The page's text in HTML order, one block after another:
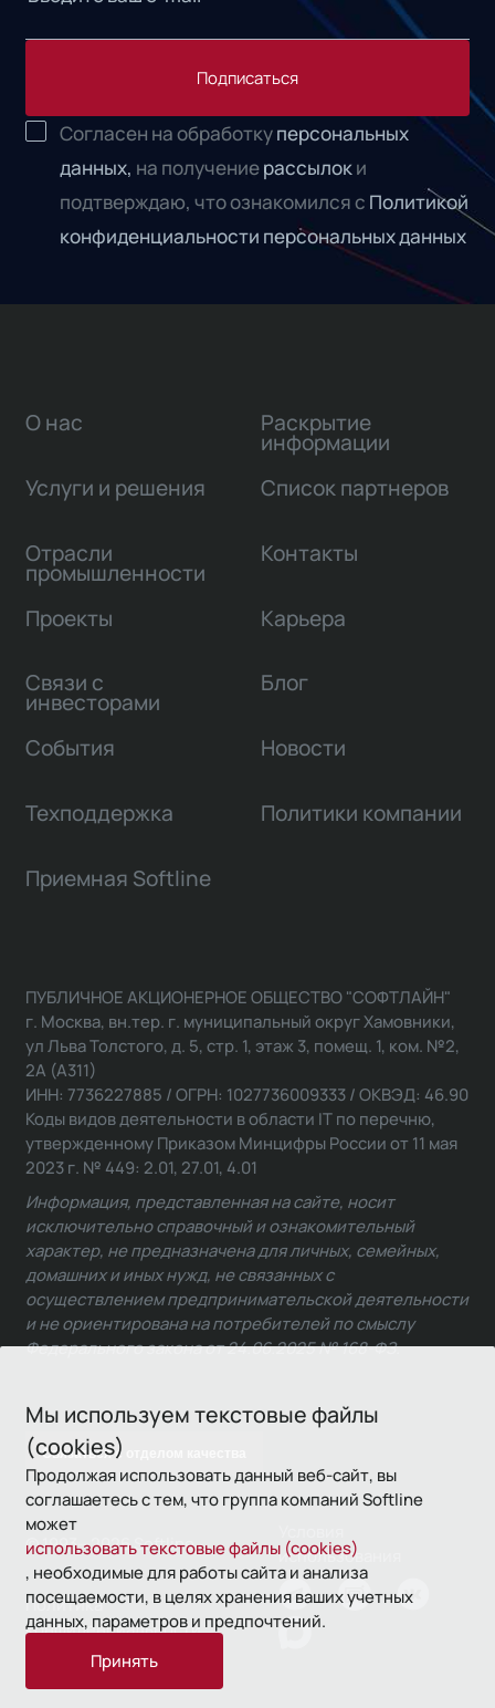
Подписаться
Согласен на обработкуперсональных
данных, на получениерассылок и
подтверждаю, что ознакомился с Политикой
конфиденциальности персональных данных
Мы используем текстовые файлы
(cookies)
Продолжая использовать данный веб-сайт, вы
соглашаетесь с тем, что группа компаний Softline
может
использовать текстовые файлы (cookies)
, необходимые для работы сайта и анализа
посещаемости, в целях хранения ваших учетных
данных, параметров и предпочтений.
Принять
О нас
Услуги и решения
Отрасли
промышленности
Проекты
Связи с
инвесторами
Раскрытие
информации
Список партнеров
Контакты
Карьера
Блог
События Новости
Техподдержка Политики компании
Приемная Softline
Связаться с отделом качества
ПУБЛИЧНОЕ АКЦИОНЕРНОЕ ОБЩЕСТВО "СОФТЛАЙН"
г. Москва, вн.тер. г. муниципальный округ Хамовники,
ул Льва Толстого, д. 5, стр. 1, этаж 3, помещ. 1, ком. №2,
2А (А311)
ИНН: 7736227885 / ОГРН: 1027736009333 / ОКВЭД: 46.90
Коды видов деятельности в области IT по перечню,
утвержденному Приказом Минцифры России от 11 мая
2023 г. № 449: 2.01, 27.01, 4.01
Информация, представленная на сайте, носит
исключительно справочный и ознакомительный
характер, не предназначена для личных, семейных,
домашних и иных нужд, не связанных с
осуществлением предпринимательской деятельности
и не ориентирована на потребителей по смыслу
Федерального закона от 24.06.2025 № 168-ФЗ.
© 1993—2026 Softline
использования
Политика
конфиденциальности